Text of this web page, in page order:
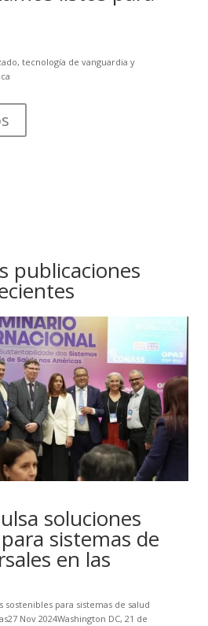
tecnología de vanguardia y
publicaciones
soluciones
sistemas de
en las
sostenibles para sistemas de salud
Nov 2024Washington DC, 21 de